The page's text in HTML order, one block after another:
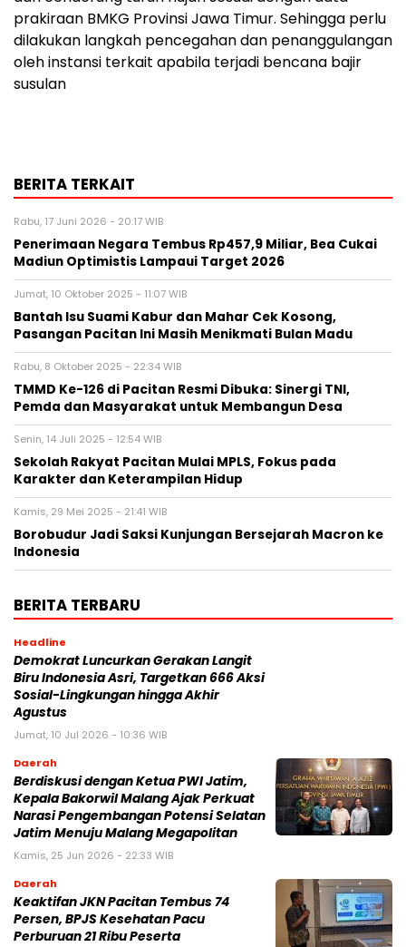
prakiraan BMKG Provinsi Jawa Timur. Sehingga perlu
dilakukan langkah pencegahan dan penanggulangan
oleh instansi terkait apabila terjadi bencana bajir
susulan
BERITA TERKAIT
Rabu, 17 Juni 2026 - 20:17 WIB
Penerimaan Negara Tembus Rp457,9 Miliar, Bea Cukai
Madiun Optimistis Lampaui Target 2026
Jumat, 10 Oktober 2025 - 11:07 WIB
Bantah Isu Suami Kabur dan Mahar Cek Kosong,
Pasangan Pacitan Ini Masih Menikmati Bulan Madu
Rabu, 8 Oktober 2025 - 22:34 WIB
TMMD Ke-126 di Pacitan Resmi Dibuka: Sinergi TNI,
Pemda dan Masyarakat untuk Membangun Desa
Senin, 14 Juli 2025 - 12:54 WIB
Sekolah Rakyat Pacitan Mulai MPLS, Fokus pada
Karakter dan Keterampilan Hidup
Kamis, 29 Mei 2025 - 21:41 WIB
Borobudur Jadi Saksi Kunjungan Bersejarah Macron ke
Indonesia
BERITA TERBARU
Headline
Demokrat Luncurkan Gerakan Langit
Biru Indonesia Asri, Targetkan 666 Aksi
Sosial-Lingkungan hingga Akhir
Agustus
Jumat, 10 Jul 2026 - 10:36 WIB
Daerah
Berdiskusi dengan Ketua PWI Jatim,
Kepala Bakorwil Malang Ajak Perkuat
Narasi Pengembangan Potensi Selatan
Jatim Menuju Malang Megapolitan
Kamis, 25 Jun 2026 - 22:33 WIB
Daerah
Keaktifan JKN Pacitan Tembus 74
Persen, BPJS Kesehatan Pacu
Perburuan 21 Ribu Peserta